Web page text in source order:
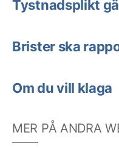
Tystnadsplikt
Brister ska
Om du vill klaga
MER PÅ ANDRA